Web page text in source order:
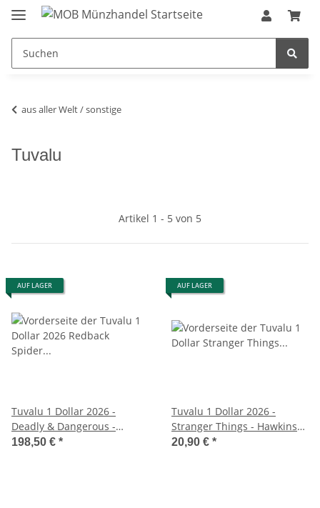
aus aller Welt / sonstige
Tuvalu
Artikel 1 - 5 von 5
AUF LAGER
Tuvalu 1 Dollar 2026 -
Deadly & Dangerous -
Redback Spider
198,50 € *
AUF LAGER
Tuvalu 1 Dollar 2026 -
Stranger Things - Hawkins
Cu/Ni vergoldet
20,90 € *